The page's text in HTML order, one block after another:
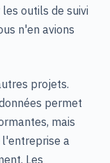
outils de suivi
n'en avions
projets.
permet
mais
l'entreprise a
Les